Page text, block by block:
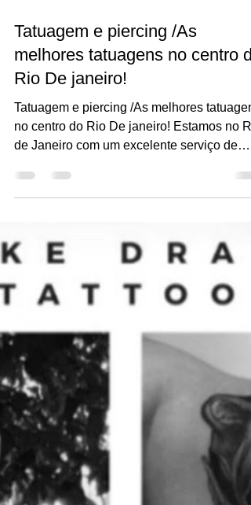
1 min de leitura
Tatuagem e piercing /As
melhores tatuagens no centro
Rio De janeiro!
Tatuagem e piercing /As melhores
no centro do Rio De janeiro! Estamos no
tatuagens e...